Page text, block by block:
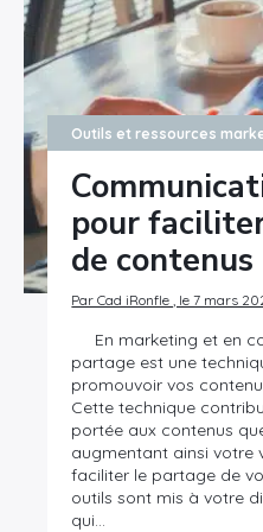
Outils et ressources
pour
de contenus
Par Cad iRonfle , le 7 mars
En marketing et en
partage est une
promouvoir vos
Cette technique
portée aux contenus
augmentant ainsi votre
faciliter le partage de
outils sont mis à votre
qui…
Rechercher
: